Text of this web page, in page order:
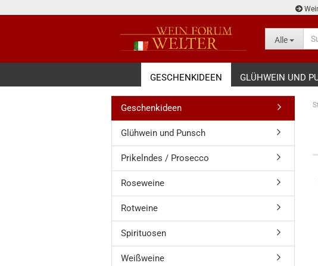
Alle
GESCHENKIDEEN GLÜHWEIN UND
Geschenkideen
Glühwein und Punsch
Prikelndes / Prosecco
Roseweine
Rotweine
Spirituosen
Weißweine